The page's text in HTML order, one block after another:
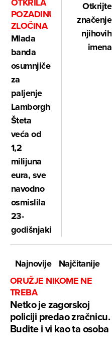
POZADINU
ZLOČINA
Mlada
banda
osumnjičena
za
paljenje
Lamborghinija:
Šteta
veća od
1,2
milijuna
eura, sve
navodno
osmislila
23-
godišnjakinja?!
Otkrijte
značenje
njihovih
imena
Najnovije
Najčitanije
ORUŽJE NIKOME NE
TREBA
Netko je zagorskoj
policiji predao zračnicu.
Budite i vi kao ta osoba